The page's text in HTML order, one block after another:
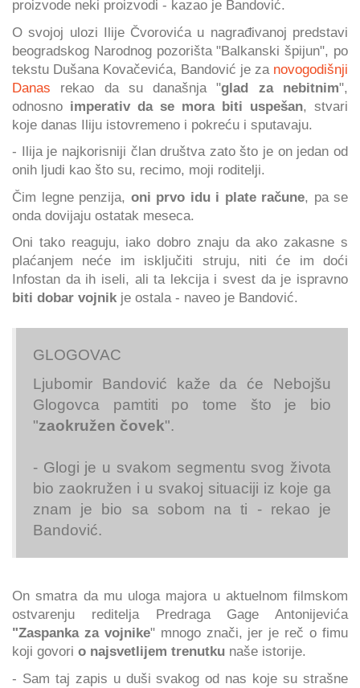
proizvode neki proizvodi - kazao je Bandović.
O svojoj ulozi Ilije Čvorovića u nagrađivanoj predstavi
beogradskog Narodnog pozorišta "Balkanski špijun", po
tekstu Dušana Kovačevića, Bandović je za novogodišnji
Danas rekao da su današnja "glad za nebitnim",
odnosno imperativ da se mora biti uspešan, stvari
koje danas Iliju istovremeno i pokreću i sputavaju.
- Ilija je najkorisniji član društva zato što je on jedan od
onih ljudi kao što su, recimo, moji roditelji.
Čim legne penzija, oni prvo idu i plate račune, pa se
onda dovijaju ostatak meseca.
Oni tako reaguju, iako dobro znaju da ako zakasne s
plaćanjem neće im isključiti struju, niti će im doći
Infostan da ih iseli, ali ta lekcija i svest da je ispravno
biti dobar vojnik je ostala - naveo je Bandović.
GLOGOVAC
Ljubomir Bandović kaže da će Nebojšu
Glogovca pamtiti po tome što je bio
"zaokružen čovek".
- Glogi je u svakom segmentu svog života
bio zaokružen i u svakoj situaciji iz koje ga
znam je bio sa sobom na ti - rekao je
Bandović.
On smatra da mu uloga majora u aktuelnom filmskom
ostvarenju reditelja Predraga Gage Antonijevića
"Zaspanka za vojnike" mnogo znači, jer je reč o fimu
koji govori o najsvetlijem trenutku naše istorije.
- Sam taj zapis u duši svakog od nas koje su strašne